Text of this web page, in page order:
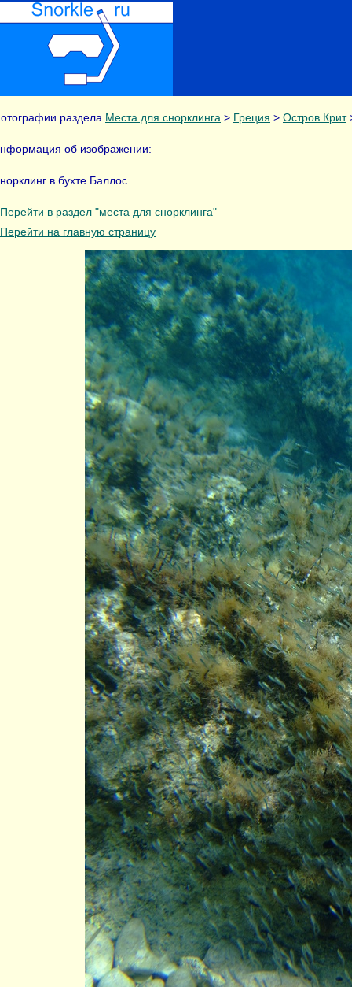
раздела Места для снорклинга > Греция > Остров Крит
об изображении:
в бухте Баллос .
Перейти в раздел "места для снорклинга"
Перейти на главную страницу